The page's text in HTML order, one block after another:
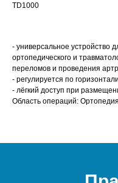
TD1000
- универсальное устройство
ортопедического и
переломов и проведения
- регулируется по
- лёгкий доступ при
Область операций: